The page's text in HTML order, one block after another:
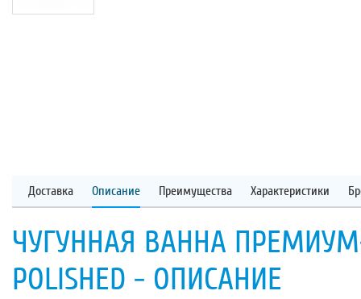
Доставка Описание Преимущества Характеристики
ЧУГУННАЯ ВАННА ПРЕМИУМ-
POLISHED - ОПИСАНИЕ